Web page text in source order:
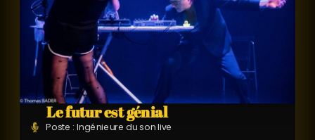
Le futur est génial
Poste : Ingénieure du son live